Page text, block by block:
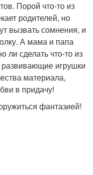
Порой что-то из
родителей, но
вызвать сомнения, и
А мама и папа
ли сделать что-то из
развивающие игрушки
материала,
в придачу!
фантазией!